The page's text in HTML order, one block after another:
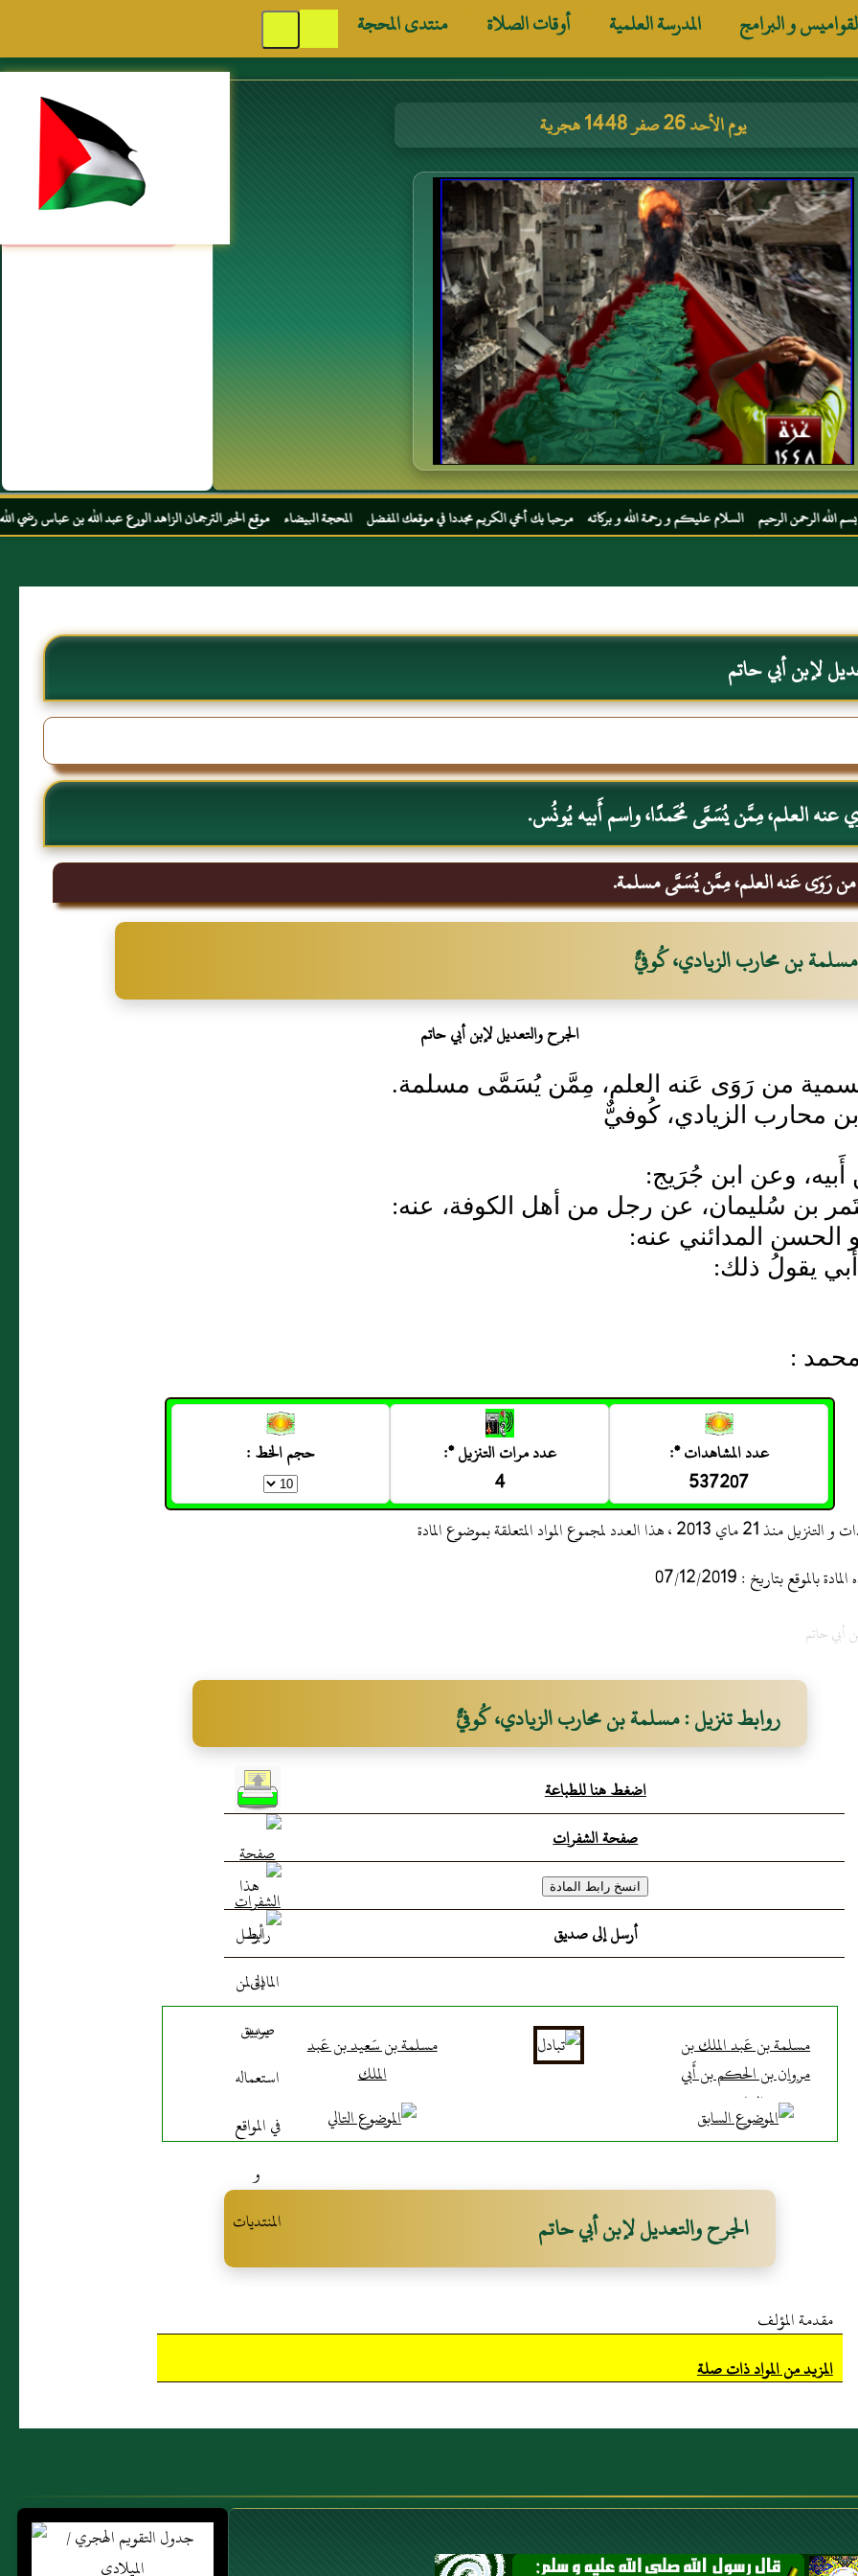
و البرامج المدرسة العلمية أوقات الصلاة منتدى المحجة
يوم الأحد 26 صفر 1448 هجرية مواقع إسلامية
الرحيم السلام عليكم و رحمة الله و بركاته مرحبا بك أخي الكريم مجددا في موقعك المفضل المحجة البيضاء موقع الحبر الترجمان الزاهد الورع عبد الله بن عباس رضي الله عنهما
لإبن أبي حاتم
العلم، مِمَّن يُسَمَّى مُحَمدًا، واسم أَبيه يُونُس.
رَوَى عَنه العلم، مِمَّن يُسَمَّى مسلمة.
مسلمة بن محارب الزيادي، كُوفيٌّ
الجرح والتعديل لإبن أبي حاتم
من رَوَى عَنه العلم، مِمَّن يُسَمَّى مسلمة.
محارب الزيادي، كُوفيٌّ
وعن ابن جُرَيج:
بن سُليمان، عن رجل من أهل الكوفة، عنه:
الحسن المدائني عنه:
يقولُ ذلك:
:
عدد المشاهدات *:
537207
عدد مرات التنزيل *:
4
حجم الخط :
العدد لمجموع المواد المتعلقة بموضوع المادة
بتاريخ : 07/12/2019
أبي حاتم
روابط تنزيل : مسلمة بن محارب الزيادي، كُوفيٌّ
اضغط هنا للطباعة
صفحة الشفرات
أرسل إلى صديق
مسلمة بن عَبد الملك بن
مروان بن الحكم بن أَبي
العاص
مسلمة بن سَعيد بن عَبد
الملك
الجرح والتعديل لإبن أبي حاتم
مقدمة المؤلف
المزيد من المواد ذات صلة